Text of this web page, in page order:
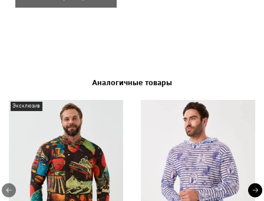
Аналогичные товары
Эксклюзив